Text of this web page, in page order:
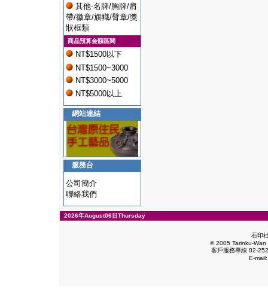
其他-名牌/胸牌/肩
帶/徽章/旗幟/臂章/獎
狀框類
商品預算金額區間
NT$1500以下
NT$1500~3000
NT$3000~5000
NT$5000以上
網站連結
服務台
公司簡介
聯絡我們
2026年August06日Thursday
石印
© 2005 Tarinku-Wan
客戶服務專線 02-
E-